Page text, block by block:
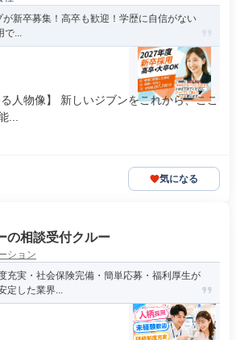
が新卒募集！高卒も歓迎！学歴に自信がない
で...
人物像】 新しいジブンをこれから、ここ
...
気になる
の相談受付クルー
ション
充実・社会保険完備・簡単応募・福利厚生が
定した業界...